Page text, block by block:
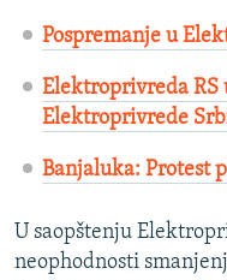
Pospremanje u
Elektroprivreda RS
Elektroprivrede
Banjaluka: Protest
U saopštenju
neophodnosti